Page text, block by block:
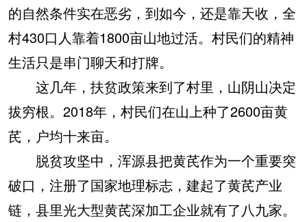
的自然条件实在恶劣，到如今，还是靠天收，全
村430口人靠着1800亩山地过活。村民们的精神
生活只是串门聊天和打牌。
这几年，扶贫政策来到了村里，山阴山决定
拔穷根。2018年，村民们在山上种了2600亩黄
芪，户均十来亩。
脱贫攻坚中，浑源县把黄芪作为一个重要突
破口，注册了国家地理标志，建起了黄芪产业
链，县里光大型黄芪深加工企业就有了八九家。